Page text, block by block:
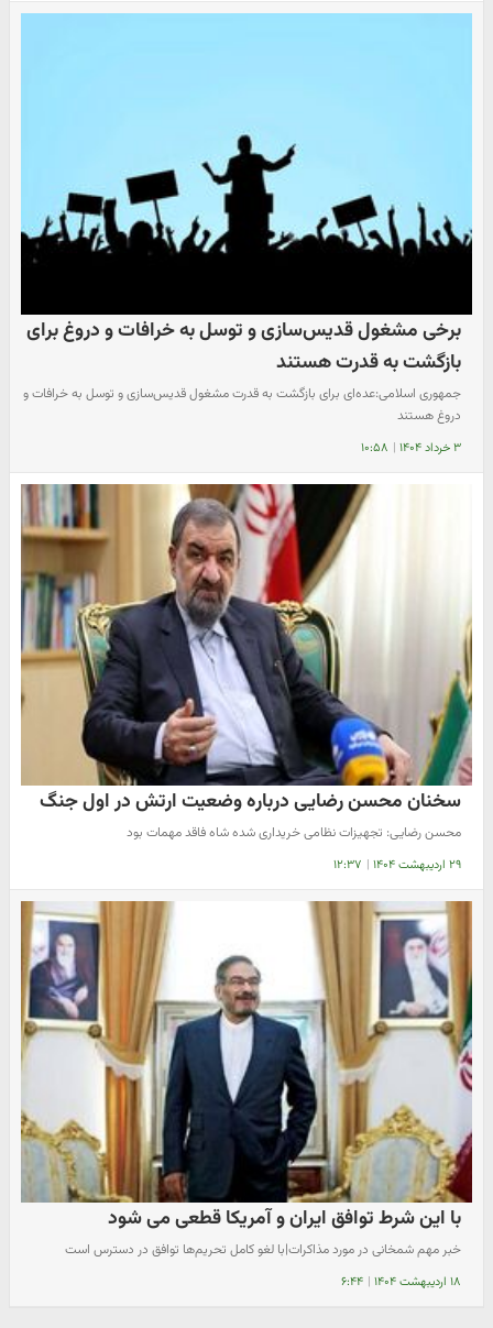
برخی مشغول قدیس‌سازی و توسل به خرافات و دروغ برای
بازگشت به قدرت هستند
جمهوری اسلامی:عده‌ای برای بازگشت به قدرت مشغول قدیس‌سازی و توسل به خرافات و
دروغ هستند
۳ خرداد ۱۴۰۴ | ۱۰:۵۸
سخنان محسن رضایی درباره وضعیت ارتش در اول جنگ
محسن رضایی: تجهیزات نظامی خریداری‌ شده شاه فاقد مهمات بود
۲۹ اردیبهشت ۱۴۰۴ | ۱۲:۳۷
با این شرط توافق ایران و آمریکا قطعی می شود
خبر مهم شمخانی در مورد مذاکرات|با لغو کامل تحریم‌ها توافق در دسترس است
۱۸ اردیبهشت ۱۴۰۴ | ۶:۴۴